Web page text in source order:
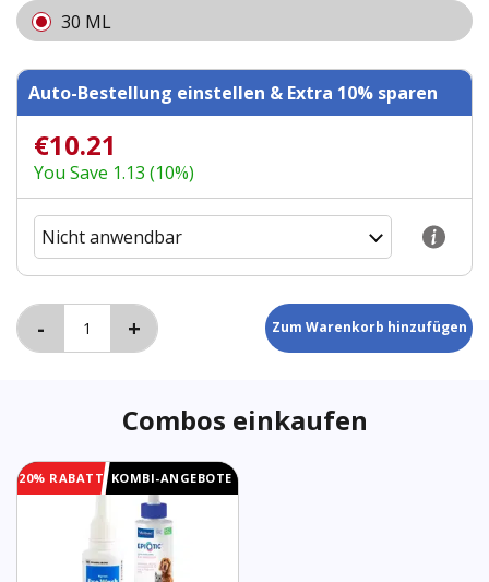
30 ML
Auto-Bestellung einstellen & Extra 10% sparen
€10.21
You Save 1.13 (10%)
Combos einkaufen
20% RABATT KOMBI-ANGEBOTE